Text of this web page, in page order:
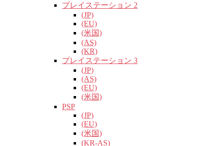
プレイステーション 2
(JP)
(EU)
(米国)
(AS)
(KR)
プレイステーション 3
(JP)
(AS)
(EU)
(米国)
PSP
(JP)
(EU)
(米国)
(KR-AS)